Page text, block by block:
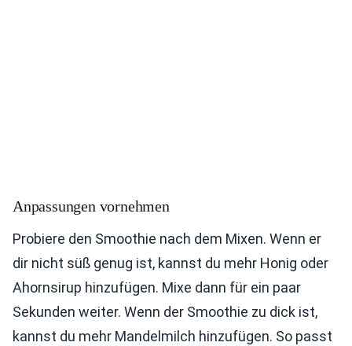
Anpassungen vornehmen
Probiere den Smoothie nach dem Mixen. Wenn er
dir nicht süß genug ist, kannst du mehr Honig oder
Ahornsirup hinzufügen. Mixe dann für ein paar
Sekunden weiter. Wenn der Smoothie zu dick ist,
kannst du mehr Mandelmilch hinzufügen. So passt